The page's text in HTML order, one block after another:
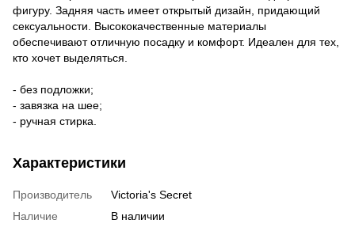
фигуру. Задняя часть имеет открытый дизайн, придающий
сексуальности. Высококачественные материалы
обеспечивают отличную посадку и комфорт. Идеален для тех,
кто хочет выделяться.
- без подложки;
- завязка на шее;
- ручная стирка.
Характеристики
Производитель
Victoria's Secret
Наличие
В наличии